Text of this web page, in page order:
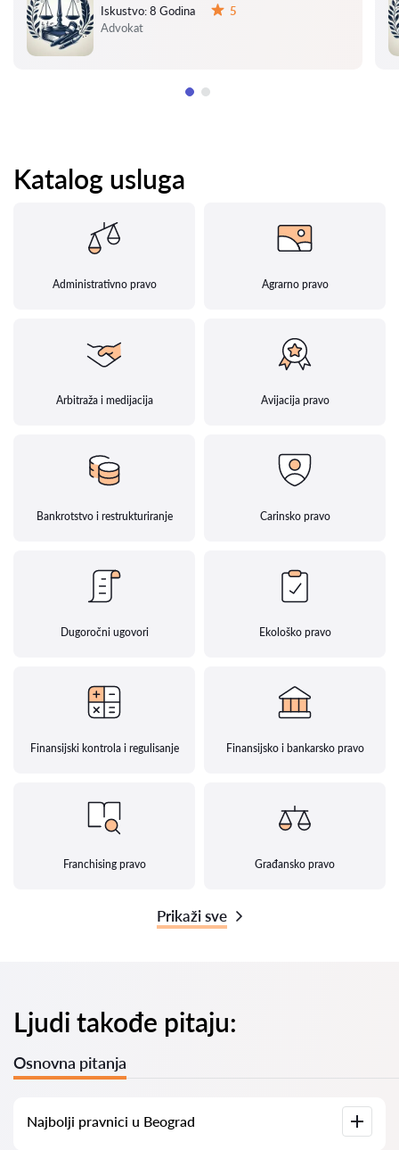
Iskustvo:8 Godina
5
Advokat
Katalog usluga
Administrativno pravo Agrarno pravo
Arbitraža i medijacija Avijacija pravo
Bankrotstvo i restrukturiranje Carinsko pravo
Dugoročni ugovori Ekološko pravo
Finansijski kontrola i regulisanje Finansijsko i bankarsko pravo
Franchising pravo Građansko pravo
Prikaži sve
Ljudi takođe pitaju:
Osnovna pitanja
Najbolji pravnici u Beograd